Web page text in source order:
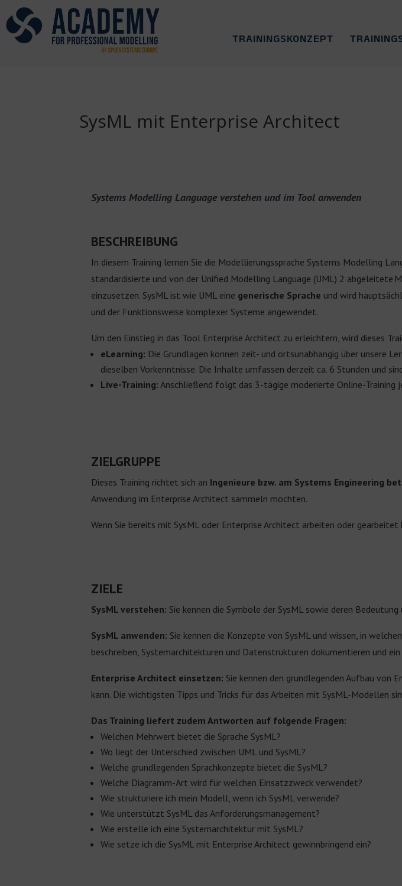
TRAININGSKONZEPT
SysML mit Enterprise Architect
Systems Modelling Language verstehen und im Tool anwenden
BESCHREIBUNG
In diesem Training lernen Sie die Modellierungssprache Systems Modelling
standardisierte und von der Unified Modelling Language (UML) 2 abgeleitete
einzusetzen. SysML ist wie UML eine generische Sprache und wird
und der Funktionsweise komplexer Systeme angewendet.
Um den Einstieg in das Tool Enterprise Architect zu erleichtern, wird dieses
eLearning: Die Grundlagen können zeit- und ortsunabhängig über unsere
dieselben Vorkenntnisse. Die Inhalte umfassen derzeit ca. 6 Stunden und
Live-Training: Anschließend folgt das 3-tägige moderierte Online-Training
ZIELGRUPPE
Dieses Training richtet sich an Ingenieure bzw. am Systems Engineering
Anwendung im Enterprise Architect sammeln möchten.
Wenn Sie bereits mit SysML oder Enterprise Architect arbeiten oder
ZIELE
SysML verstehen: Sie kennen die Symbole der SysML sowie deren
SysML anwenden: Sie kennen die Konzepte von SysML und wissen, in
beschreiben, Systemarchitekturen und Datenstrukturen dokumentieren und
Enterprise Architect einsetzen: Sie kennen den grundlegenden Aufbau
kann. Die wichtigsten Tipps und Tricks für das Arbeiten mit SysML-Modellen
Das Training liefert zudem Antworten auf folgende Fragen:
Welchen Mehrwert bietet die Sprache SysML?
Wo liegt der Unterschied zwischen UML und SysML?
Welche grundlegenden Sprachkonzepte bietet die SysML?
Welche Diagramm-Art wird für welchen Einsatzzweck verwendet?
Wie strukturiere ich mein Modell, wenn ich SysML verwende?
Wie unterstützt SysML das Anforderungsmanagement?
Wie erstelle ich eine Systemarchitektur mit SysML?
Wie setze ich die SysML mit Enterprise Architect gewinnbringend ein?